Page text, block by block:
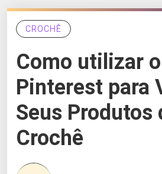
CROCHÊ
Como utilizar o
Pinterest para
Seus Produtos
Crochê